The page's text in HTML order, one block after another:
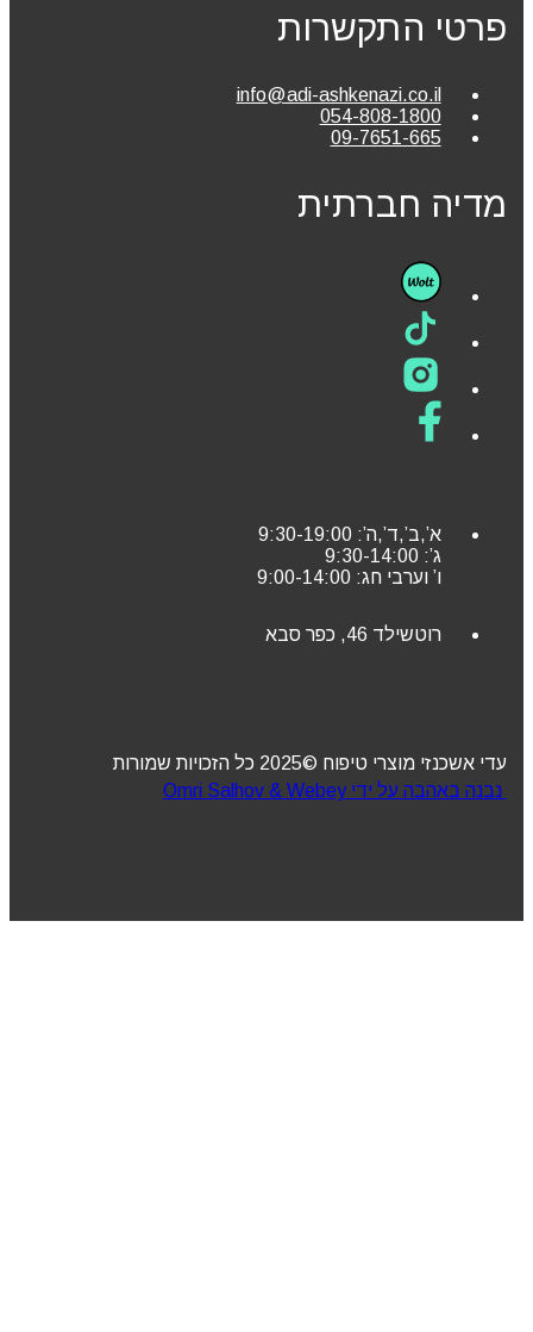
פרטי התקשרות
info@adi-ashkenazi.co.il
054-808-1800
09-7651-665
מדיה חברתית
א’,ב’,ד’,ה’: 9:30-19:00
ג’: 9:30-14:00
ו’ וערבי חג: 9:00-14:00
רוטשילד 46, כפר סבא
עדי אשכנזי מוצרי טיפוח ©2025 כל הזכויות שמורות
נבנה באהבה על ידי Omri Salhov & Webey